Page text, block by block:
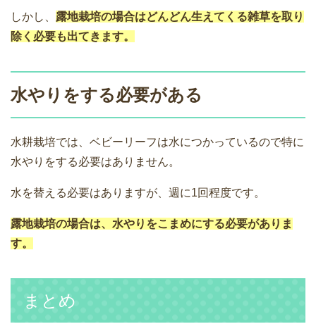
しかし、 露地栽培の場合はどんどん生えてくる雑草を取り
除く必要も出てきます。
水やりをする必要がある
水耕栽培では、ベビーリーフは水につかっているので特に
水やりをする必要はありません。
水を替える必要はありますが、週に1回程度です。
露地栽培の場合は、水やりをこまめにする必要がありま
す。
まとめ